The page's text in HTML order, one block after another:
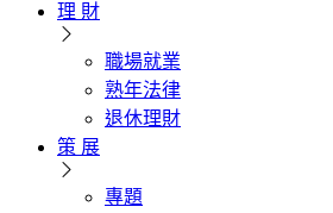
理 財
職場就業
熟年法律
退休理財
策 展
專題